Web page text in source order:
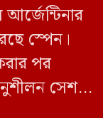
স্পেন।
পর
সেশনে